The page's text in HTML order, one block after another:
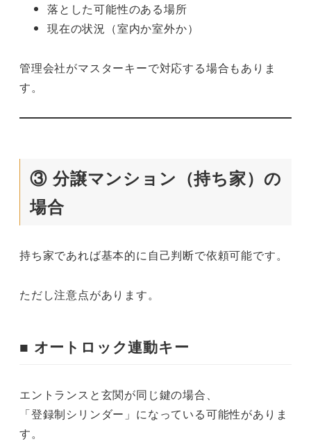
落とした可能性のある場所
現在の状況（室内か室外か）
管理会社がマスターキーで対応する場合もありま
す。
③ 分譲マンション（持ち家）の
場合
持ち家であれば基本的に自己判断で依頼可能です。
ただし注意点があります。
■ オートロック連動キー
エントランスと玄関が同じ鍵の場合、
「登録制シリンダー」になっている可能性がありま
す。